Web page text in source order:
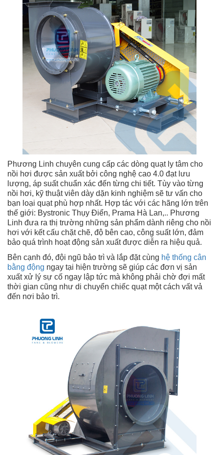
Phương Linh chuyên cung cấp các dòng quạt ly tâm cho
nồi hơi được sản xuất bởi công nghệ cao 4.0 đạt lưu
lượng, áp suất chuẩn xác đến từng chi tiết. Tùy vào từng
nồi hơi, kỹ thuật viên dày dặn kinh nghiệm sẽ tư vấn cho
bạn loại quạt phù hợp nhất. Hợp tác với các hãng lớn trên
thế giới: Bystronic Thụy Điển, Prama Hà Lan,.. Phương
Linh đưa ra thị trường những sản phẩm dành riêng cho nồi
hơi với kết cấu chặt chẽ, độ bên cao, công suất lớn, đảm
bảo quá trình hoạt động sản xuất được diễn ra hiệu quả.
Bên cạnh đó, đội ngũ bảo trì và lắp đặt cùng hệ thống cân
bằng động ngay tại hiện trường sẽ giúp các đơn vị sản
xuất xử lý sự cố ngay lập tức mà không phải chờ đợi mất
thời gian cũng như di chuyển chiếc quạt một cách vất vả
đến nơi bảo trì.